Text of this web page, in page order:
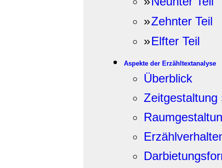
»Zehnter Teil
»Elfter Teil
Aspekte der Erzähltextanalyse
Überblick
Zeitgestaltung